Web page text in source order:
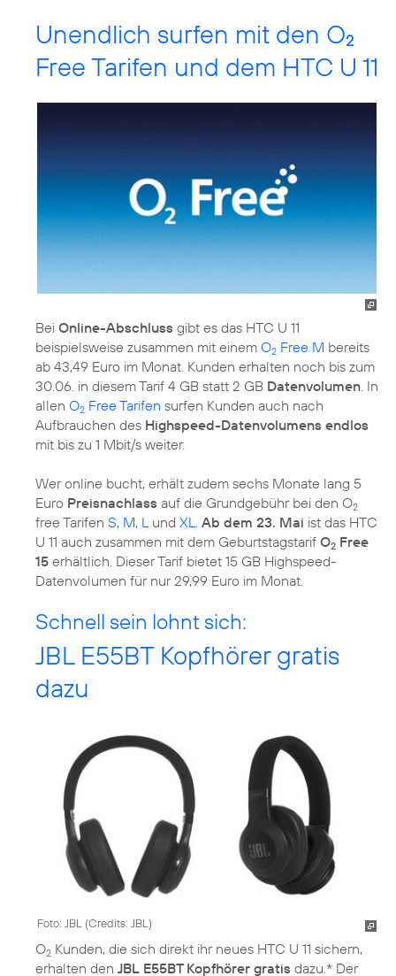
Unendlich surfen mit den O2
Free Tarifen und dem HTC U 11
Bei Online-Abschluss gibt es das HTC U 11
beispielsweise zusammen mit einem O2 Free M bereits
ab 43,49 Euro im Monat. Kunden erhalten noch bis zum
30.06. in diesem Tarif 4 GB statt 2 GB Datenvolumen . In
allen O2 Free Tarifen surfen Kunden auch nach
Aufbrauchen des Highspeed-Datenvolumens endlos
mit bis zu 1 Mbit/s weiter.
Wer online bucht, erhält zudem sechs Monate lang 5
Euro Preisnachlass auf die Grundgebühr bei den O2
free Tarifen S, M, L und XL Ab dem 23. Mai ist das HTC
U 11 auch zusammen mit dem Geburtstagstarif O2 Free
15 erhältlich. Dieser Tarif bietet 15 GB Highspeed-
Datenvolumen für nur 29,99 Euro im Monat.
Schnell sein lohnt sich:
JBL E55BT Kopfhörer gratis
dazu
Foto: JBL (Credits: JBL )
O2 Kunden, die sich direkt ihr neues HTC U 11 sichern,
erhalten den JBL E55BT Kopfhörer gratis dazu.* Der